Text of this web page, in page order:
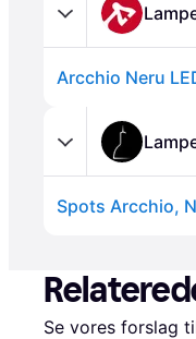
Spots Arcchio,
Se vores forslag